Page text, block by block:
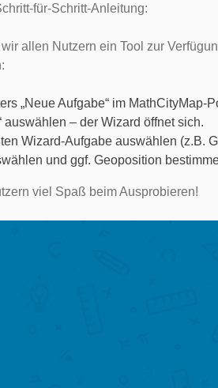
für-Schritt-Anleitung:
allen Nutzern ein Tool zur
„Neue Aufgabe“ im MathCityMap-
auswählen – der Wizard öffnet sich.
Wizard-Aufgabe auswählen (z.B.
und ggf. Geoposition
viel Spaß beim Ausprobieren!